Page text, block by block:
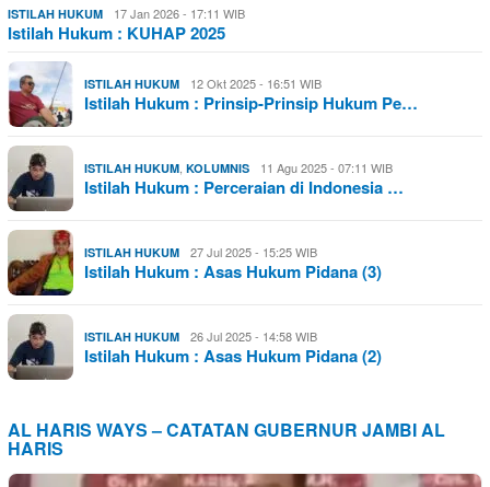
ISTILAH HUKUM 17 Jan 2026 - 17:11 WIB
Istilah Hukum : KUHAP 2025
ISTILAH HUKUM 12 Okt 2025 - 16:51 WIB
Istilah Hukum : Prinsip-Prinsip Hukum Pe…
ISTILAH HUKUM, KOLUMNIS 11 Agu 2025 - 07:11 WIB
Istilah Hukum : Perceraian di Indonesia …
ISTILAH HUKUM 27 Jul 2025 - 15:25 WIB
Istilah Hukum : Asas Hukum Pidana (3)
ISTILAH HUKUM 26 Jul 2025 - 14:58 WIB
Istilah Hukum : Asas Hukum Pidana (2)
AL HARIS WAYS – CATATAN GUBERNUR JAMBI AL
HARIS